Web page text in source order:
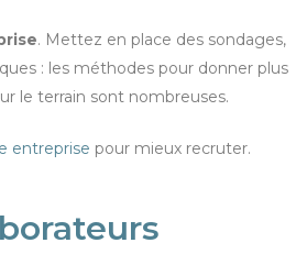
. Mettez en place des sondages,
: les méthodes pour donner plus
le terrain sont nombreuses.
entreprise pour mieux recruter.